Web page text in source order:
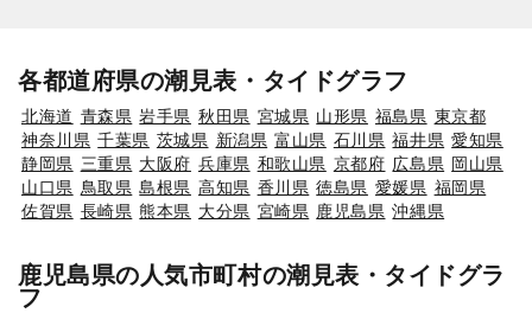
各都道府県の潮見表・タイドグラフ
北海道 青森県 岩手県 秋田県 宮城県 山形県 福島県 東京都
神奈川県 千葉県 茨城県 新潟県 富山県 石川県 福井県 愛知県
静岡県 三重県 大阪府 兵庫県 和歌山県 京都府 広島県 岡山県
山口県 鳥取県 島根県 高知県 香川県 徳島県 愛媛県 福岡県
佐賀県 長崎県 熊本県 大分県 宮崎県 鹿児島県 沖縄県
鹿児島県の人気市町村の潮見表・タイドグラ
フ